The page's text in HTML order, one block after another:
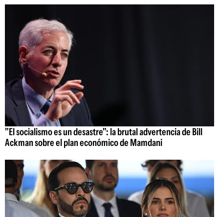
"El socialismo es un desastre": la brutal advertencia de Bill
Ackman sobre el plan económico de Mamdani